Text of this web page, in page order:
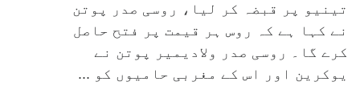
تینیو پر قبضہ کر لیا، روسی صدر پوتن
نے کہا ہے کہ روس ہر قیمت پر فتح حاصل
کرے گا۔ روسی صدر ولادیمیر پوتن نے
یوکرین اور اس کے مغربی حامیوں کو ...